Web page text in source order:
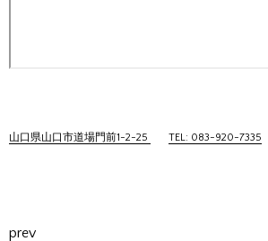
山口県山口市道場門前1-2-25 TEL: 083-920-7335
prev